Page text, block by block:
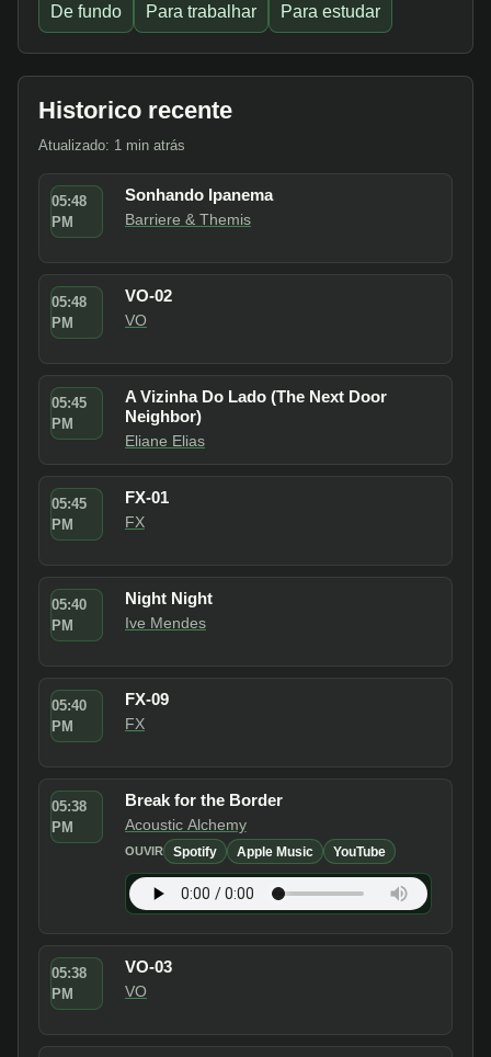
De fundo Para trabalhar Para estudar
Historico recente
Atualizado: 1 min atrás
05:48
PM
Sonhando Ipanema
Barriere & Themis
05:48
PM
VO-02
VO
05:45
PM
A Vizinha Do Lado (The Next Door
Neighbor)
Eliane Elias
05:45
PM
FX-01
FX
05:40
PM
Night Night
Ive Mendes
05:40
PM
FX-09
FX
05:38
PM
Break for the Border
Acoustic Alchemy
OUVIR Spotify Apple Music YouTube
05:38
PM
VO-03
VO